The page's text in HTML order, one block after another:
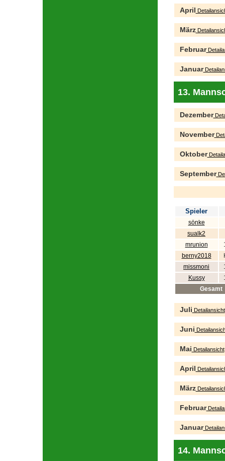
April
März
Februar
Januar
13.
Dezember
November
Oktober
September
Spieler
sönke
sualk2
mrunion
berny2018
missmoni
Kussy
Gesamt
Juli Detailansicht
Juni
Mai Detailansicht
April
März
Februar
Januar
14.